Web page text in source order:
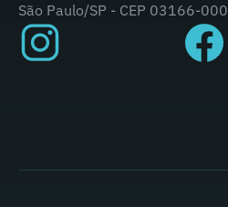
São Paulo/SP - CEP 03166-000